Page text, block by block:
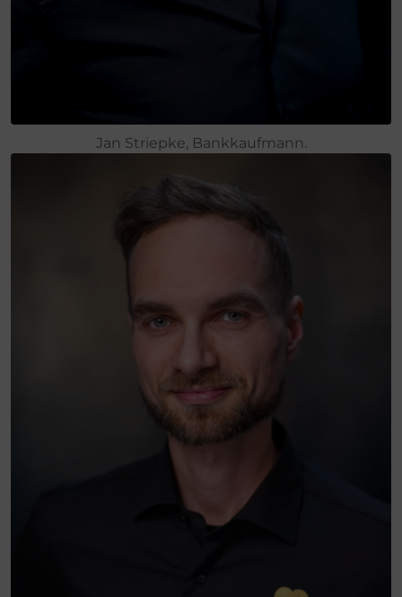
Jan Striepke, Bankkaufmann.